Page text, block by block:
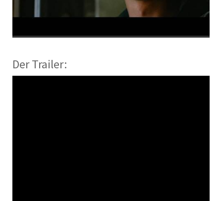
Der Trailer: